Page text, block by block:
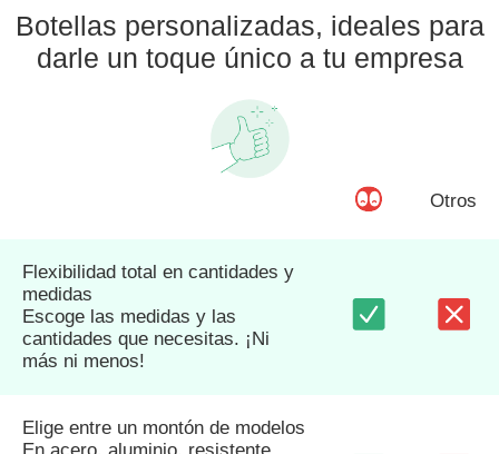
Botellas personalizadas, ideales para
darle un toque único a tu empresa
Otros
Flexibilidad total en cantidades y
medidas
Escoge las medidas y las
cantidades que necesitas. ¡Ni
más ni menos!
Elige entre un montón de modelos